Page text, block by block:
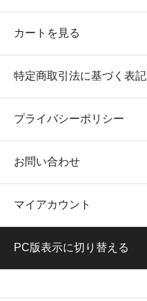
カートを見る
特定商取引法に基づく表記
プライバシーポリシー
お問い合わせ
マイアカウント
PC版表示に切り替える